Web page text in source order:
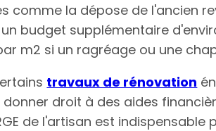
comme la dépose de l'ancien
budget supplémentaire
m2 si un ragréage ou une
travaux de rénovation
droit à des aides
de l'artisan est indispensable